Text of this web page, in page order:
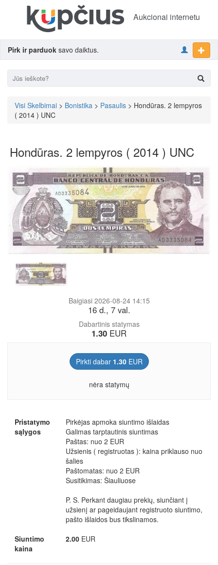
Aukcionai internetu
Pirk ir parduok savo daiktus.
Visi Skelbimai > Bonistika > Pasaulis > Hondūras. 2 lempyros
( 2014 ) UNC
Hondūras. 2 lempyros ( 2014 ) UNC
Dabartinis statymas
1.30 EUR
Baigiasi 2026-08-24 14:15
16 d., 7 val.
Pirkti dabar 1.30EUR
nėra statymų
Pristatymo
sąlygos
Pirkėjas apmoka siuntimo išlaidas
Galimas tarptautinis siuntimas
Paštas: nuo 2 EUR
Užsienis ( registruotas ): kaina priklauso nuo
šalies
Paštomatas: nuo 2 EUR
Susitikimas: Šiauliuose
P. S. Perkant daugiau prekių, siunčiant į
užsienį ar pageidaujant registruoto siuntimo,
pašto išlaidos bus tikslinamos.
Siuntimo
kaina
2.00EUR